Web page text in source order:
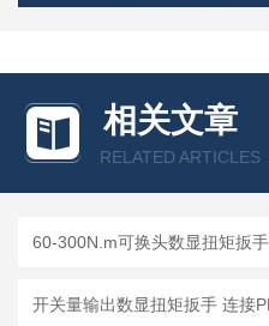
相关文章
RELATED ARTICLES